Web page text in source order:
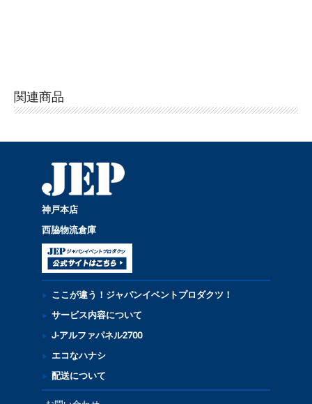
関連商品
神戸本店
西脇物流倉庫
ここが違う！ジャパンイベントプロダクツ！
サービス内容について
J-アルファパネル2700
エコなハナシ
配送について